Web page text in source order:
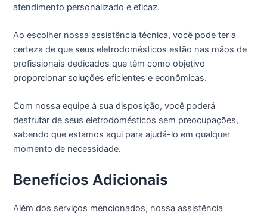
atendimento personalizado e eficaz.
Ao escolher nossa assistência técnica, você pode ter a
certeza de que seus eletrodomésticos estão nas mãos de
profissionais dedicados que têm como objetivo
proporcionar soluções eficientes e econômicas.
Com nossa equipe à sua disposição, você poderá
desfrutar de seus eletrodomésticos sem preocupações,
sabendo que estamos aqui para ajudá-lo em qualquer
momento de necessidade.
Benefícios Adicionais
Além dos serviços mencionados, nossa assistência